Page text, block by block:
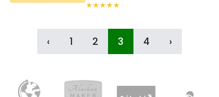
‹ 1 2 3 4 ›